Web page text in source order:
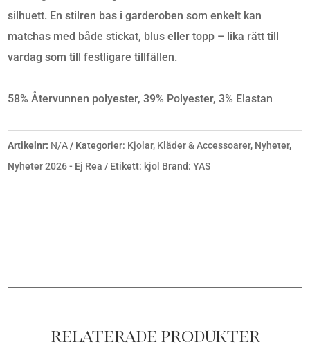
MÄNGD
silhuett. En stilren bas i garderoben som enkelt kan
matchas med både stickat, blus eller topp – lika rätt till
vardag som till festligare tillfällen.
58% Återvunnen polyester, 39% Polyester, 3% Elastan
Artikelnr: N/A Kategorier: Kjolar, Kläder & Accessoarer, Nyheter,
Nyheter 2026 - Ej Rea
Etikett: kjol Brand:YAS
Relaterade produkter